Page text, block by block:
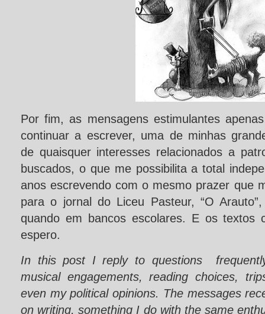
Por fim, as mensagens estimulantes
continuar a escrever, uma de minhas
de quaisquer interesses relacionados a
buscados, o que me possibilita a total
anos escrevendo com o mesmo prazer que
para o jornal do Liceu Pasteur, “O
quando em bancos escolares. E os textos
espero.
In this post I reply to questions
musical engagements, reading choices,
even my political opinions. The messages
on writing, something I do with the same